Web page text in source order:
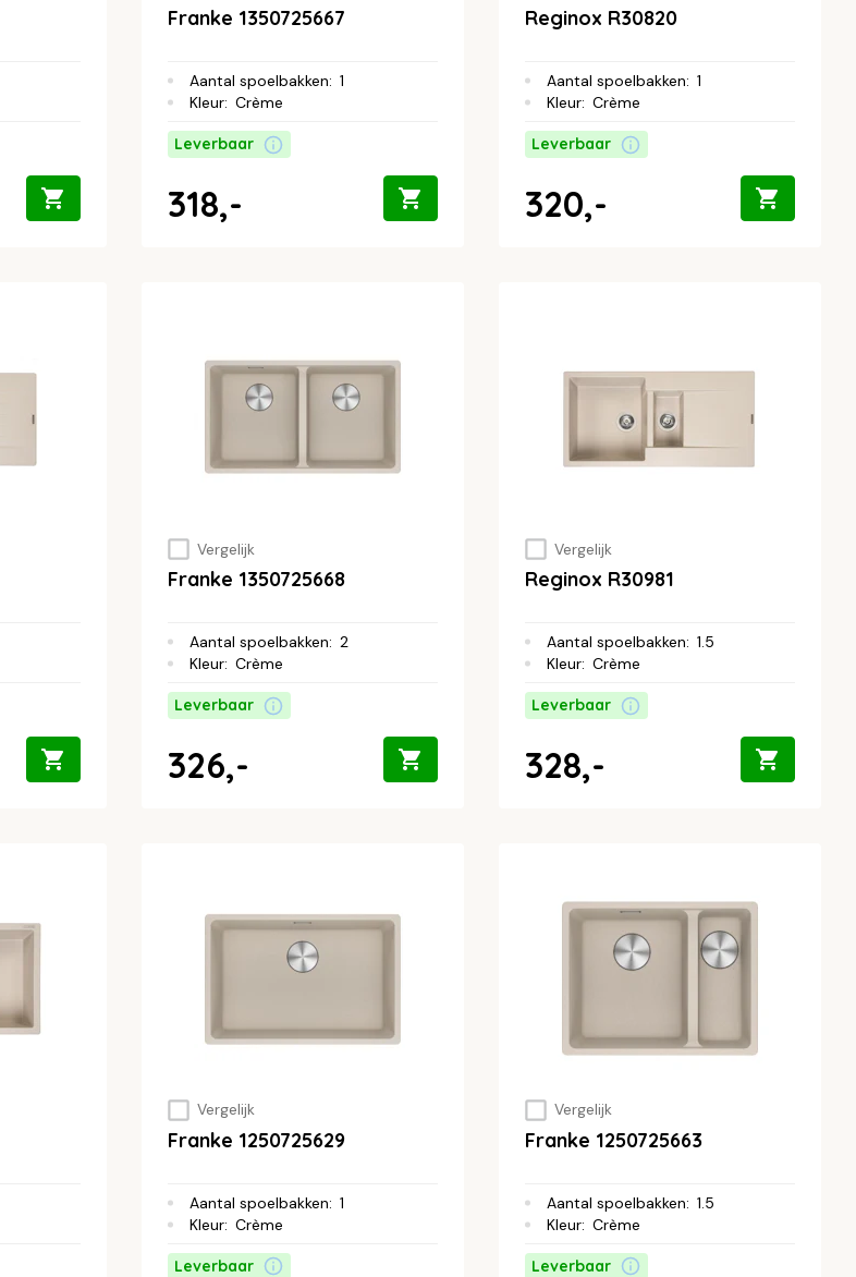
Franke 1350725667
Aantal spoelbakken: 1
Kleur: Crème
Leverbaar
318,-
Reginox R30820
Aantal spoelbakken: 1
Kleur: Crème
Leverbaar
320,-
Vergelijk
Franke 1350725668
Aantal spoelbakken: 2
Kleur: Crème
Leverbaar
326,-
Vergelijk
Reginox R30981
Aantal spoelbakken: 1.5
Kleur: Crème
Leverbaar
328,-
Vergelijk
Franke 1250725629
Aantal spoelbakken: 1
Kleur: Crème
Leverbaar
Vergelijk
Franke 1250725663
Aantal spoelbakken: 1.5
Kleur: Crème
Leverbaar